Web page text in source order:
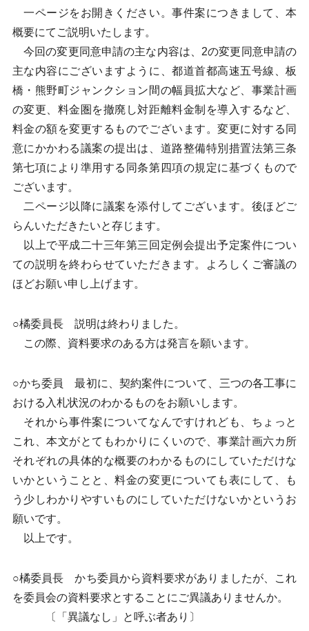
一ページをお開きください。事件案につきまして、本
概要にてご説明いたします。
今回の変更同意申請の主な内容は、2の変更同意申請の
主な内容にございますように、都道首都高速五号線、板
橋・熊野町ジャンクション間の幅員拡大など、事業計画
の変更、料金圏を撤廃し対距離料金制を導入するなど、
料金の額を変更するものでございます。変更に対する同
意にかかわる議案の提出は、道路整備特別措置法第三条
第七項により準用する同条第四項の規定に基づくもので
ございます。
二ページ以降に議案を添付してございます。後ほどご
らんいただきたいと存じます。
以上で平成二十三年第三回定例会提出予定案件につい
ての説明を終わらせていただきます。よろしくご審議の
ほどお願い申し上げます。
○橘委員長 説明は終わりました。
この際、資料要求のある方は発言を願います。
○かち委員 最初に、契約案件について、三つの各工事に
おける入札状況のわかるものをお願いします。
それから事件案についてなんですけれども、ちょっと
これ、本文がとてもわかりにくいので、事業計画六カ所
それぞれの具体的な概要のわかるものにしていただけな
いかということと、料金の変更についても表にして、も
う少しわかりやすいものにしていただけないかというお
願いです。
以上です。
○橘委員長 かち委員から資料要求がありましたが、これ
を委員会の資料要求とすることにご異議ありませんか。
〔「異議なし」と呼ぶ者あり〕